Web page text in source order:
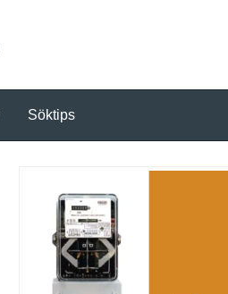
Söktips